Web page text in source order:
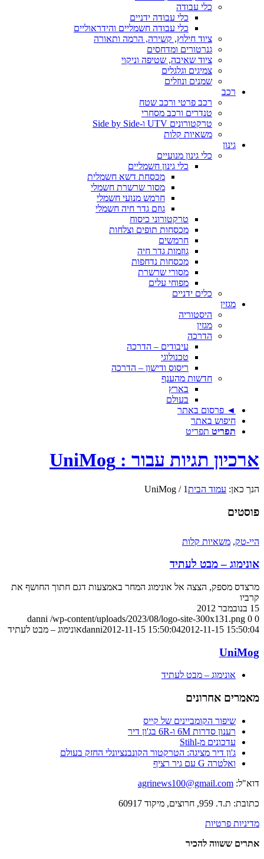
כלי עבודה
כלי עבודה ידניים
כלי עבודה חשמליים והידראוליים
ציוד חילוץ, קשירה, הרמה ותאורה
גנרטורים ומדחסים
ציוד שאיבה, שטיפה וניקוי
צמיגים וגלגלים
שמנים ונוזלים
רכב
רכב פרטי ורכב שטח
טנדרים ורכב מסחרי
טרקטורונים UTV ו-Side by Side
משאיות קלות
גינון
כלי גינון מנועיים
כלי גינון חשמליים
מכסחת דשא חשמלית
מסור שרשרת חשמלי
חרמש מנועי חשמלי
גוזם גדר חיה חשמלי
טרקטורוני כיסוח
מכסחות תופים וצלחות
חרמשים
גוזמות גדר חיה
מכסחות נדחפות
מסורי שרשרת
מפוחי עלים
כלים ידניים
מגזין
היסטוריה
מגזין
הדרכה
עיבודים – הדרכה
טכנולוגי
ריסוס ודישון – הדרכה
חדשות מהענף
בארץ
בעולם
◄ פרסום באתר
חיפוש באתר
תפריט תפריט
ארכיון תגיות עבור : UniMog
הנך כאן: עמוד הבית1
/
UniMog
פוסטים
היי-טק, משאיות קלות
אונימוג – מבט לעתיד
מרצדס מספק, הצצה אל אונימוג המחר באמצעות דגם חתוך החושף את
קרביו
15 בנובמבר 2012
0
0
danni /wp-content/uploads/2023/08/logo-site-300x131.png
danni2012-11-15 15:50:042012-11-15 15:50:04 אונימוג – מבט לעתיד
UniMog
אונימוג – מבט לעתיד
מאמרים אחרונים
שיפור הקומביינים של קייס
רענון סדרות 6M ו-6R בג'ון דיר
עדכונים מ-Stihl
ג'ון דיר מציגה: הטרקטור הקונבנציונלי החזק בעולם
ואלטרה G עם גיר רציף
דוא"ל: agrinews100@gmail.com
כתובת: ת.ד. 959, חרוצים, מיקוד 60917
מדיניות פרטיות
אתרים ששווה להכיר